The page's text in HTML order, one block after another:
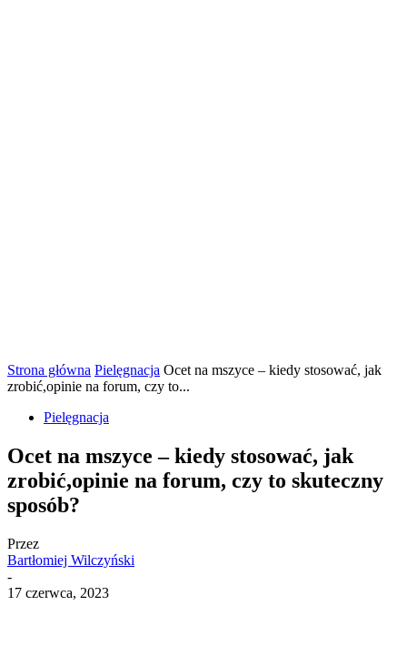
Strona główna Pielęgnacja Ocet na mszyce – kiedy stosować, jak
zrobić,opinie na forum, czy to...
Pielęgnacja
Ocet na mszyce – kiedy stosować, jak
zrobić,opinie na forum, czy to skuteczny
sposób?
Przez
Bartłomiej Wilczyński
-
17 czerwca, 2023